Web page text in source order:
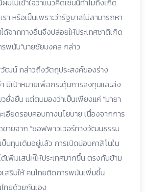
มไม่เข้าใจว่าแนวคิดเช่นนี้ทำไมถึงเกิด
รา หรือเป็นเพราะว่ารัฐบาลไม่สามารถหา
ได้จากทางอื่นจึงปล่อยให้ประเทศชาติเกิด
รพนัน“นายชัยมงคล กล่าว
ฒน์ กล่าวถึงวัตถุประสงค์ของร่าง
มีเป้าหมายเพื่อกระตุ้นการลงทุนและส่ง
ยั่งยืน แต่ตนมองว่าเป็นเพียงแค่ “มายา
เอียดรอบคอบทางนโยบาย เนื่องจากการ
ขายจาก “ซอฟพาวเวอร์ทางวัฒนธรรม
ป็นทุนเดิมอยู่แล้ว การเปิดบ่อนคาสิโนใน
ด้เพิ่มเสน่ห์ให้ประเทศมากขึ้น ตรงกันข้าม
เสริมให้ คนไทยติดการพนันเพิ่มขึ้น
ทยด้วยกันเอง